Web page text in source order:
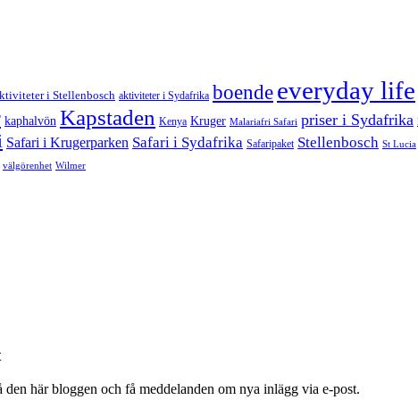
i Stellenbosch aktiviteter i Sydafrika boende everyday life
kaphalvön Kapstaden Kenya Kruger Malariafri Safari priser i Sydafrika
Safari i Krugerparken Safari i Sydafrika Safaripaket Stellenbosch St Lucia
välgörenhet Wilmer
här bloggen och få meddelanden om nya inlägg via e-post.